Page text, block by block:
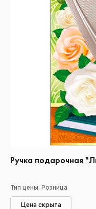
Ручка подарочная
Тип цены: Розница
Цена скрыта